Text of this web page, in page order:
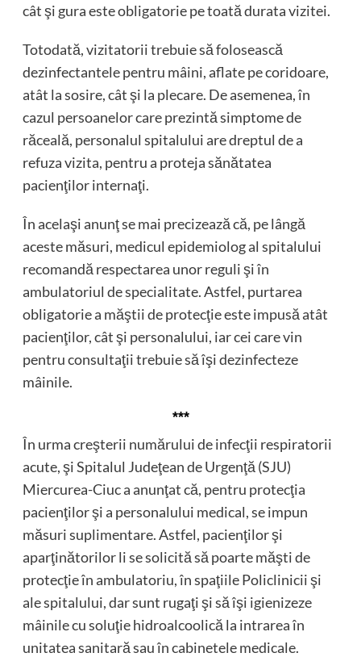
cât şi gura este obligatorie pe toată durata vizitei.
Totodată, vizitatorii trebuie să folosească
dezinfectantele pentru mâini, aflate pe coridoare,
atât la sosire, cât şi la plecare. De asemenea, în
cazul persoanelor care prezintă simptome de
răceală, personalul spitalului are dreptul de a
refuza vizita, pentru a proteja sănătatea
pacienţilor internaţi.
În acelaşi anunţ se mai precizează că, pe lângă
aceste măsuri, medicul epidemiolog al spitalului
recomandă respectarea unor reguli şi în
ambulatoriul de specialitate. Astfel, purtarea
obligatorie a măştii de protecţie este impusă atât
pacienţilor, cât şi personalului, iar cei care vin
pentru consultaţii trebuie să îşi dezinfecteze
mâinile.
***
În urma creşterii numărului de infecţii respiratorii
acute, şi Spitalul Judeţean de Urgenţă (SJU)
Miercurea-Ciuc a anunţat că, pentru protecţia
pacienţilor şi a personalului medical, se impun
măsuri suplimentare. Astfel, pacienţilor şi
aparţinătorilor li se solicită să poarte măşti de
protecţie în ambulatoriu, în spaţiile Policlinicii şi
ale spitalului, dar sunt rugaţi şi să îşi igienizeze
mâinile cu soluţie hidroalcoolică la intrarea în
unitatea sanitară sau în cabinetele medicale.